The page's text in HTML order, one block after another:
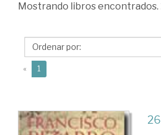
Lavalle,B.
Mostrando libros encontrados.
« 1